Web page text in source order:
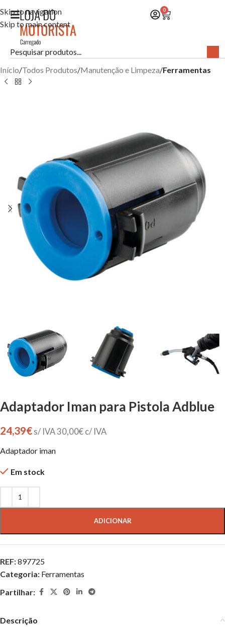
Skip to navigation
Skip to main content
0
Início Todos Produtos Manutenção e Limpeza Ferramentas
Adaptador Iman para Pistola Adblue
24,39€ s/ IVA30,00€ c/ IVA
Adaptador iman
Em stock
ADICIONAR
REF:897725
Categoria: Ferramentas
Partilhar:
Descrição